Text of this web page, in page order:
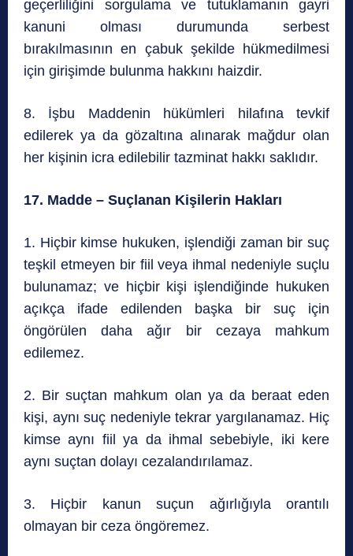
geçerliliğini sorgulama ve tutuklamanın gayri
kanuni olması durumunda serbest
bırakılmasının en çabuk şekilde hükmedilmesi
için girişimde bulunma hakkını haizdir.
8. İşbu Maddenin hükümleri hilafına tevkif
edilerek ya da gözaltına alınarak mağdur olan
her kişinin icra edilebilir tazminat hakkı saklıdır.
17. Madde – Suçlanan Kişilerin Hakları
1. Hiçbir kimse hukuken, işlendiği zaman bir suç
teşkil etmeyen bir fiil veya ihmal nedeniyle suçlu
bulunamaz; ve hiçbir kişi işlendiğinde hukuken
açıkça ifade edilenden başka bir suç için
öngörülen daha ağır bir cezaya mahkum
edilemez.
2. Bir suçtan mahkum olan ya da beraat eden
kişi, aynı suç nedeniyle tekrar yargılanamaz. Hiç
kimse aynı fiil ya da ihmal sebebiyle, iki kere
aynı suçtan dolayı cezalandırılamaz.
3. Hiçbir kanun suçun ağırlığıyla orantılı
olmayan bir ceza öngöremez.